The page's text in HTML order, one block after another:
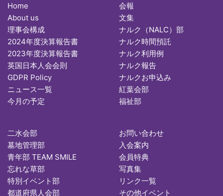
Home
About us
理事会構成
2024年度決算報告書
2023年度決算報告書
英国日本人会会則
GDPR Policy
ニュース一覧
今月の予定
会報
文集
ナルク（NALC）部
ナルク時間預託
ナルク利用例
ナルク報告
ナルクお申込み
紅葉会部
福祉部
二水会部
墓地管理部
青年部 TEAM SMILE
忘れな草部
特別イベント部
都道府県人会部
お問い合わせ
入会案内
会員特典
写真集
リンク一覧
その他イベント